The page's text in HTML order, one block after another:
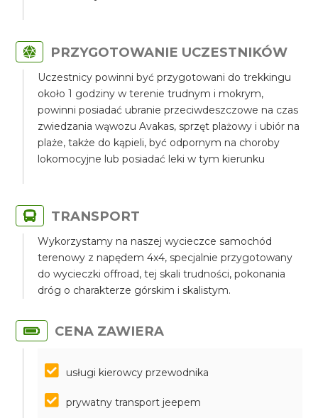
PRZYGOTOWANIE UCZESTNIKÓW
Uczestnicy powinni być przygotowani do trekkingu
około 1 godziny w terenie trudnym i mokrym,
powinni posiadać ubranie przeciwdeszczowe na czas
zwiedzania wąwozu Avakas, sprzęt plażowy i ubiór na
plaże, także do kąpieli, być odpornym na choroby
lokomocyjne lub posiadać leki w tym kierunku
TRANSPORT
Wykorzystamy na naszej wycieczce samochód
terenowy z napędem 4x4, specjalnie przygotowany
do wycieczki offroad, tej skali trudności, pokonania
dróg o charakterze górskim i skalistym.
CENA ZAWIERA
usługi kierowcy przewodnika
prywatny transport jeepem